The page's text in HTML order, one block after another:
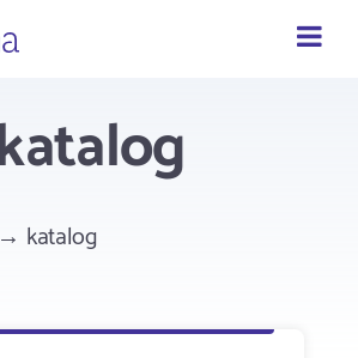
katalog